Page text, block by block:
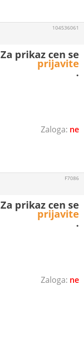
ne
104536061
Za prikaz cen se
prijavite
.
ne
F7086
Za prikaz cen se
prijavite
.